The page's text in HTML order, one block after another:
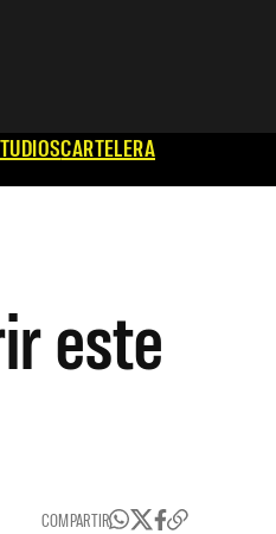
CARTELERA
este
COMPARTIR